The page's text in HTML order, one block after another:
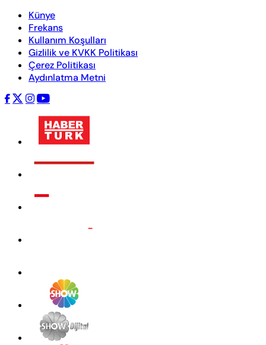
Künye
Frekans
Kullanım Koşulları
Gizlilik ve KVKK Politikası
Çerez Politikası
Aydınlatma Metni